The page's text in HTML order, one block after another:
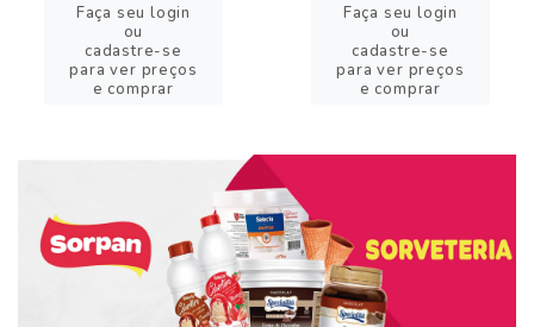
Faça seu login
ou
cadastre-se
para ver preços
e comprar
Faça seu login
ou
cadastre-se
para ver preços
e comprar